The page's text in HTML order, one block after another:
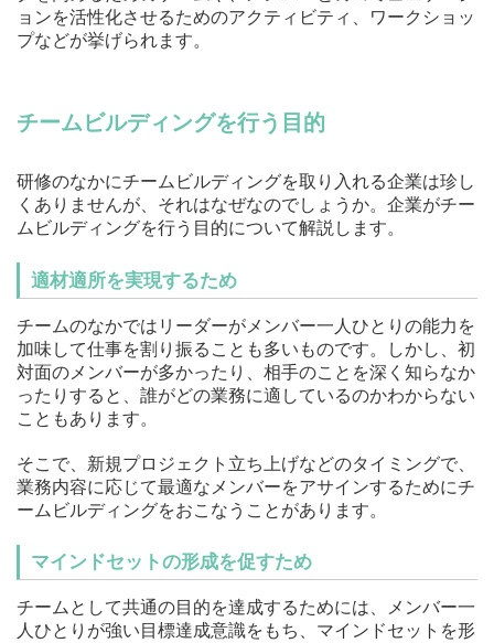
ョンを活性化させるためのアクティビティ、ワークショッ
プなどが挙げられます。
チームビルディングを行う目的
研修のなかにチームビルディングを取り入れる企業は珍し
くありませんが、それはなぜなのでしょうか。企業がチー
ムビルディングを行う目的について解説します。
適材適所を実現するため
チームのなかではリーダーがメンバー一人ひとりの能力を
加味して仕事を割り振ることも多いものです。しかし、初
対面のメンバーが多かったり、相手のことを深く知らなか
ったりすると、誰がどの業務に適しているのかわからない
こともあります。
そこで、新規プロジェクト立ち上げなどのタイミングで、
業務内容に応じて最適なメンバーをアサインするためにチ
ームビルディングをおこなうことがあります。
マインドセットの形成を促すため
チームとして共通の目的を達成するためには、メンバー一
人ひとりが強い目標達成意識をもち、マインドセットを形